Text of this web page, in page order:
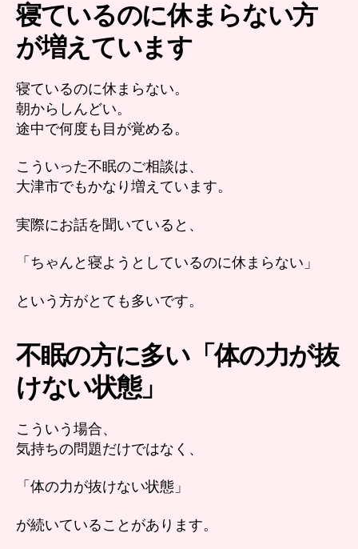
も
休
ま
ら
い
不
眠
「体
の
抜
な
状
続
い
て
か
し
れ
せ
寝ているのに休まらない方
が増えています
寝ているのに休まらない。
朝からしんどい。
途中で何度も目が覚める。
こういった不眠のご相談は、
大津市でもかなり増えています。
実際にお話を聞いていると、
「ちゃんと寝ようとしているのに休まらない」
という方がとても多いです。
不眠の方に多い「体の力が抜
けない状態」
こういう場合、
気持ちの問題だけではなく、
「体の力が抜けない状態」
が続いていることがあります。